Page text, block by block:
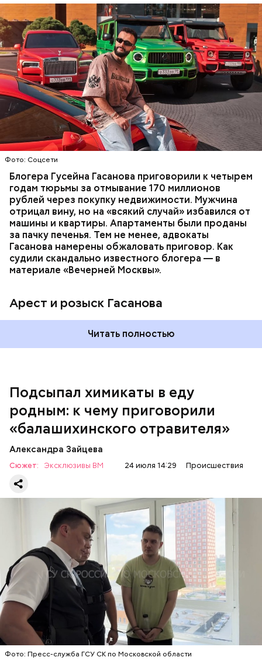
Фото: Соцсети
Блогера Гусейна Гасанова приговорили к четырем
годам тюрьмы за отмывание 170 миллионов
рублей через покупку недвижимости. Мужчина
отрицал вину, но на «всякий случай» избавился от
машины и квартиры. Апартаменты были проданы
за пачку печенья. Тем не менее, адвокаты
Гасанова намерены обжаловать приговор. Как
судили скандально известного блогера — в
материале «Вечерней Москвы».
Арест и розыск Гасанова
В мае 2025 года МВД РФ объявило в
международный розыскблогера Гусейна Гасанова.
В его отношении возбудили уголовное дело о
неуплате налогов и легализации преступных
доходов в особо крупном размере. В тот же день
мужчину заочно арестовали.
Фото: База розыска МВД РФ
Читать полностью
НАЛОГИ ПОИСК ЛЮДЕЙ ДЕНЬГИ
МВД
ГАСАН ГУСЕЙНОВ
Подсыпал химикаты в еду
родным: к чему приговорили
«балашихинского отравителя»
Александра Зайцева
Сюжет: Эксклюзивы ВМ 24 июля 14:29 Происшествия
Фото: Пресс-служба ГСУ СК по Московской области
Все началось в июне, когда двое супругов
обратились в местную больницу с жалобами на
плохое самочувствие. Врачи не смогли поставить
им точный диагноз, после чего анализы
потерпевших направили на экспертизу. В них
специалисты обнаружили сильнодействующий
химикат дихлорэтан, который не мог попасть в
организм супругов случайно. То же самое вещество
нашли в еде, изъятой из квартиры пострадавших.
Play
Video
Видео: пресс-служба ГСУ СК по Московской области
Началось расследование. В квартире потерпевших
Также отравленную пищу ела его младшая сестра.
Молодого человека задержали. На первом же
допросе он признался, что планировал отравить
только отчима. Тогда следователи посчитали, что
мотивом преступления была квартира родителей,
которая в случае их смерти перешла бы сыну. Но
спустя несколько дней Миссюра заявил, что ранее
уже травил других людей.
ОТРАВЛЕНИЯ БАЛАШИХА
РОДИТЕЛИ
СЛЕДСТВЕННЫЙ КОМИТЕТ
ЭКСПЕРТИЗЫ